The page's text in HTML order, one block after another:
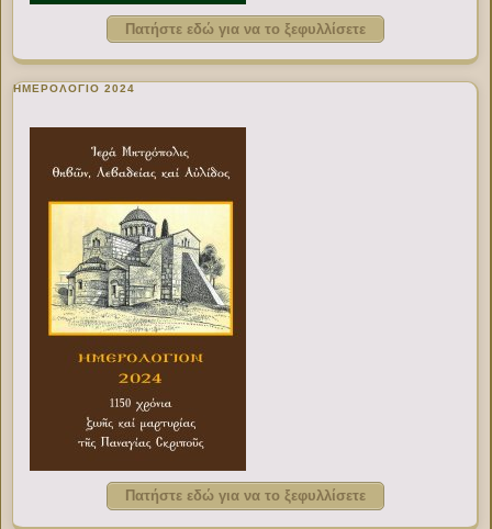
Πατήστε εδώ για να το ξεφυλλίσετε
ΗΜΕΡΟΛΟΓΙΟ 2024
Πατήστε εδώ για να το ξεφυλλίσετε